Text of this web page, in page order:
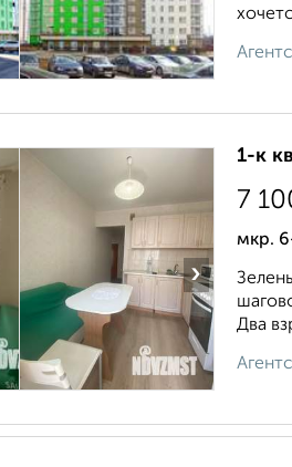
›
1-к
7
мкр.
Два